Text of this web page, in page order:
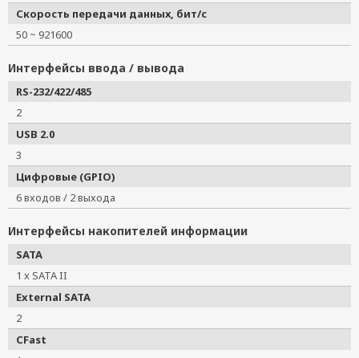
Скорость передачи данных, бит/с
50 ~ 921600
Интерфейсы ввода / вывода
RS-232/422/485
2
USB 2.0
3
Цифровые (GPIO)
6 входов / 2 выхода
Интерфейсы накопителей информации
SATA
1 x SATA II
External SATA
2
CFast